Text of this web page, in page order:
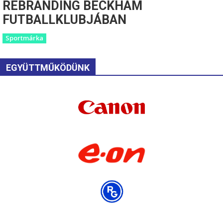
REBRANDING BECKHAM
FUTBALLKLUBJÁBAN
Sportmárka
EGYÜTTMŰKÖDÜNK